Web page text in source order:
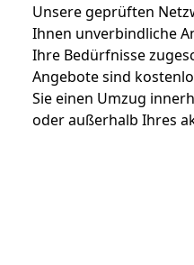
Unsere geprüften
Ihnen unverbindliche
Ihre Bedürfnisse
Angebote sind
Sie einen Umzug
oder außerhalb Ihres